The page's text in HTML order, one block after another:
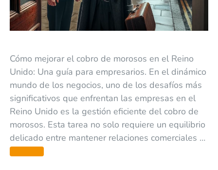
Cómo mejorar el cobro de morosos en el Reino
Unido: Una guía para empresarios. En el dinámico
mundo de los negocios, uno de los desafíos más
significativos que enfrentan las empresas en el
Reino Unido es la gestión eficiente del cobro de
morosos. Esta tarea no solo requiere un equilibrio
delicado entre mantener relaciones comerciales …
Leer más